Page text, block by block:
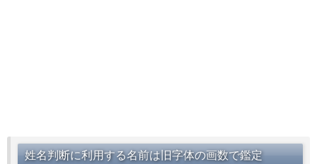
姓名判断に利用する名前は旧字体の画数で鑑定